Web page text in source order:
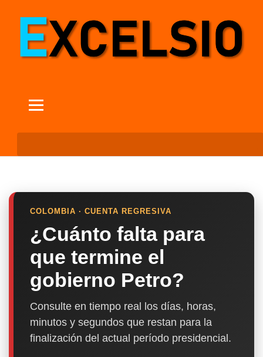
COLOMBIA · CUENTA REGRESIVA
¿Cuánto falta para
que termine el
gobierno Petro?
Consulte en tiempo real los días, horas,
minutos y segundos que restan para la
finalización del actual período presidencial.